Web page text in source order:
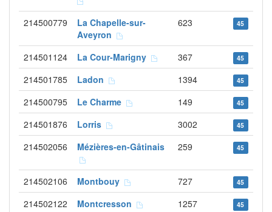
214500779
La Chapelle-sur-
Aveyron
623 45
214501124 La Cour-Marigny 367 45
214501785 Ladon 1394 45
214500795 Le Charme 149 45
214501876 Lorris 3002 45
214502056 Mézières-en-Gâtinais 259 45
214502106 Montbouy 727 45
214502122 Montcresson 1257 45